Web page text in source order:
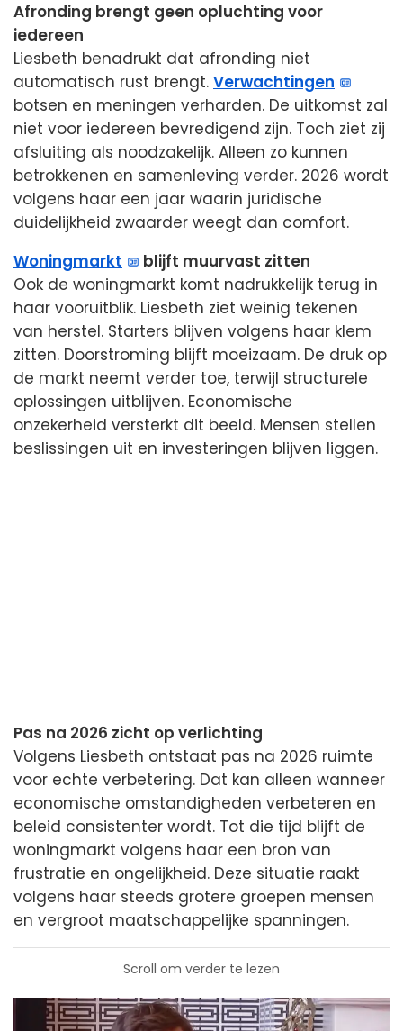
Afronding brengt geen opluchting voor
iedereen
Liesbeth benadrukt dat afronding niet
automatisch rust brengt. Verwachtingen
botsen en meningen verharden. De uitkomst zal
niet voor iedereen bevredigend zijn. Toch ziet zij
afsluiting als noodzakelijk. Alleen zo kunnen
betrokkenen en samenleving verder. 2026 wordt
volgens haar een jaar waarin juridische
duidelijkheid zwaarder weegt dan comfort.
Woningmarkt
blijft muurvast zitten
Ook de woningmarkt komt nadrukkelijk terug in
haar vooruitblik. Liesbeth ziet weinig tekenen
van herstel. Starters blijven volgens haar klem
zitten. Doorstroming blijft moeizaam. De druk op
de markt neemt verder toe, terwijl structurele
oplossingen uitblijven. Economische
onzekerheid versterkt dit beeld. Mensen stellen
beslissingen uit en investeringen blijven liggen.
Pas na 2026 zicht op verlichting
Volgens Liesbeth ontstaat pas na 2026 ruimte
voor echte verbetering. Dat kan alleen wanneer
economische omstandigheden verbeteren en
beleid consistenter wordt. Tot die tijd blijft de
woningmarkt volgens haar een bron van
frustratie en ongelijkheid. Deze situatie raakt
volgens haar steeds grotere groepen mensen
en vergroot maatschappelijke spanningen.
Scroll om verder te lezen